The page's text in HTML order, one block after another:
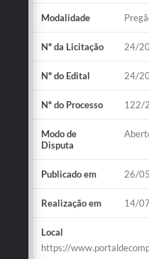
Conselho Tutelar.
Carta de Serviços
Obras
Emprega
Galeria de Fotos
Galeria de Vídeos
Serviços Online
Enquete
Links
Modalidade
Nº da Licitação 24/
Nº do Edital 24/
Nº do Processo 122/
Modo de
Disputa
Publicado em 26/
Realização em 14/
Local
https://